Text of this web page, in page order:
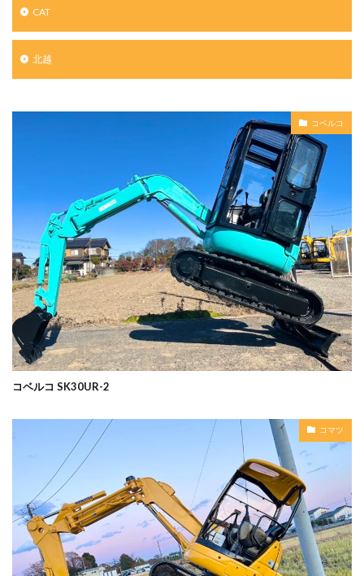
CAT
北越
コベルコ
コベルコ SK30UR-2
コマツ